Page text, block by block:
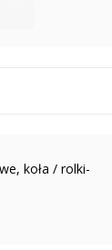
koła / rolki-